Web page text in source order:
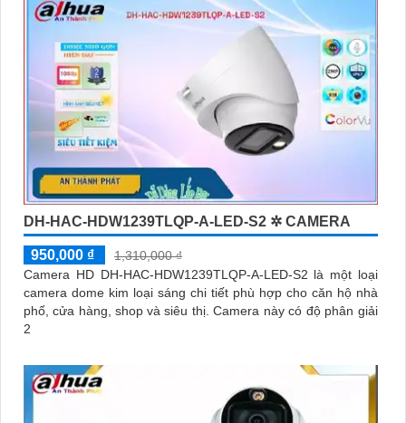
DH-HAC-HDW1239TLQP-A-LED-S2 ✲ CAMERA
950,000 ₫
1,310,000 ₫
Camera HD DH-HAC-HDW1239TLQP-A-LED-S2 là một loại
camera dome kim loại sáng chi tiết phù hợp cho căn hộ nhà
phố, cửa hàng, shop và siêu thị. Camera này có độ phân giải
2